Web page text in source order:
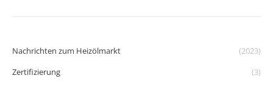
Nachrichten zum Heizölmarkt
(2023)
Zertifizierung
(3)